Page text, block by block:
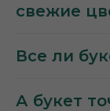
свежие
Все ли
А букет